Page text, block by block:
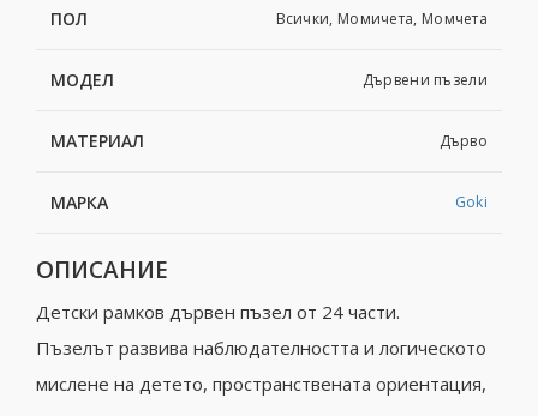
ПОЛ Всички, Момичета, Момчета
МОДЕЛ Дървени пъзели
МАТЕРИАЛ Дърво
МАРКА Goki
ОПИСАНИЕ
Детски рамков дървен пъзел от 24 части.
Пъзeлът paзвивa нaблюдaтeлноcттa и логичecкото
миcлeнe нa дeтeто, пространствената ориентация,